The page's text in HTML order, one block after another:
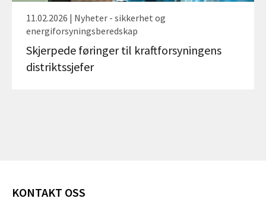
11.02.2026 | Nyheter - sikkerhet og
energiforsyningsberedskap
Skjerpede føringer til kraftforsyningens
distriktssjefer
KONTAKT OSS